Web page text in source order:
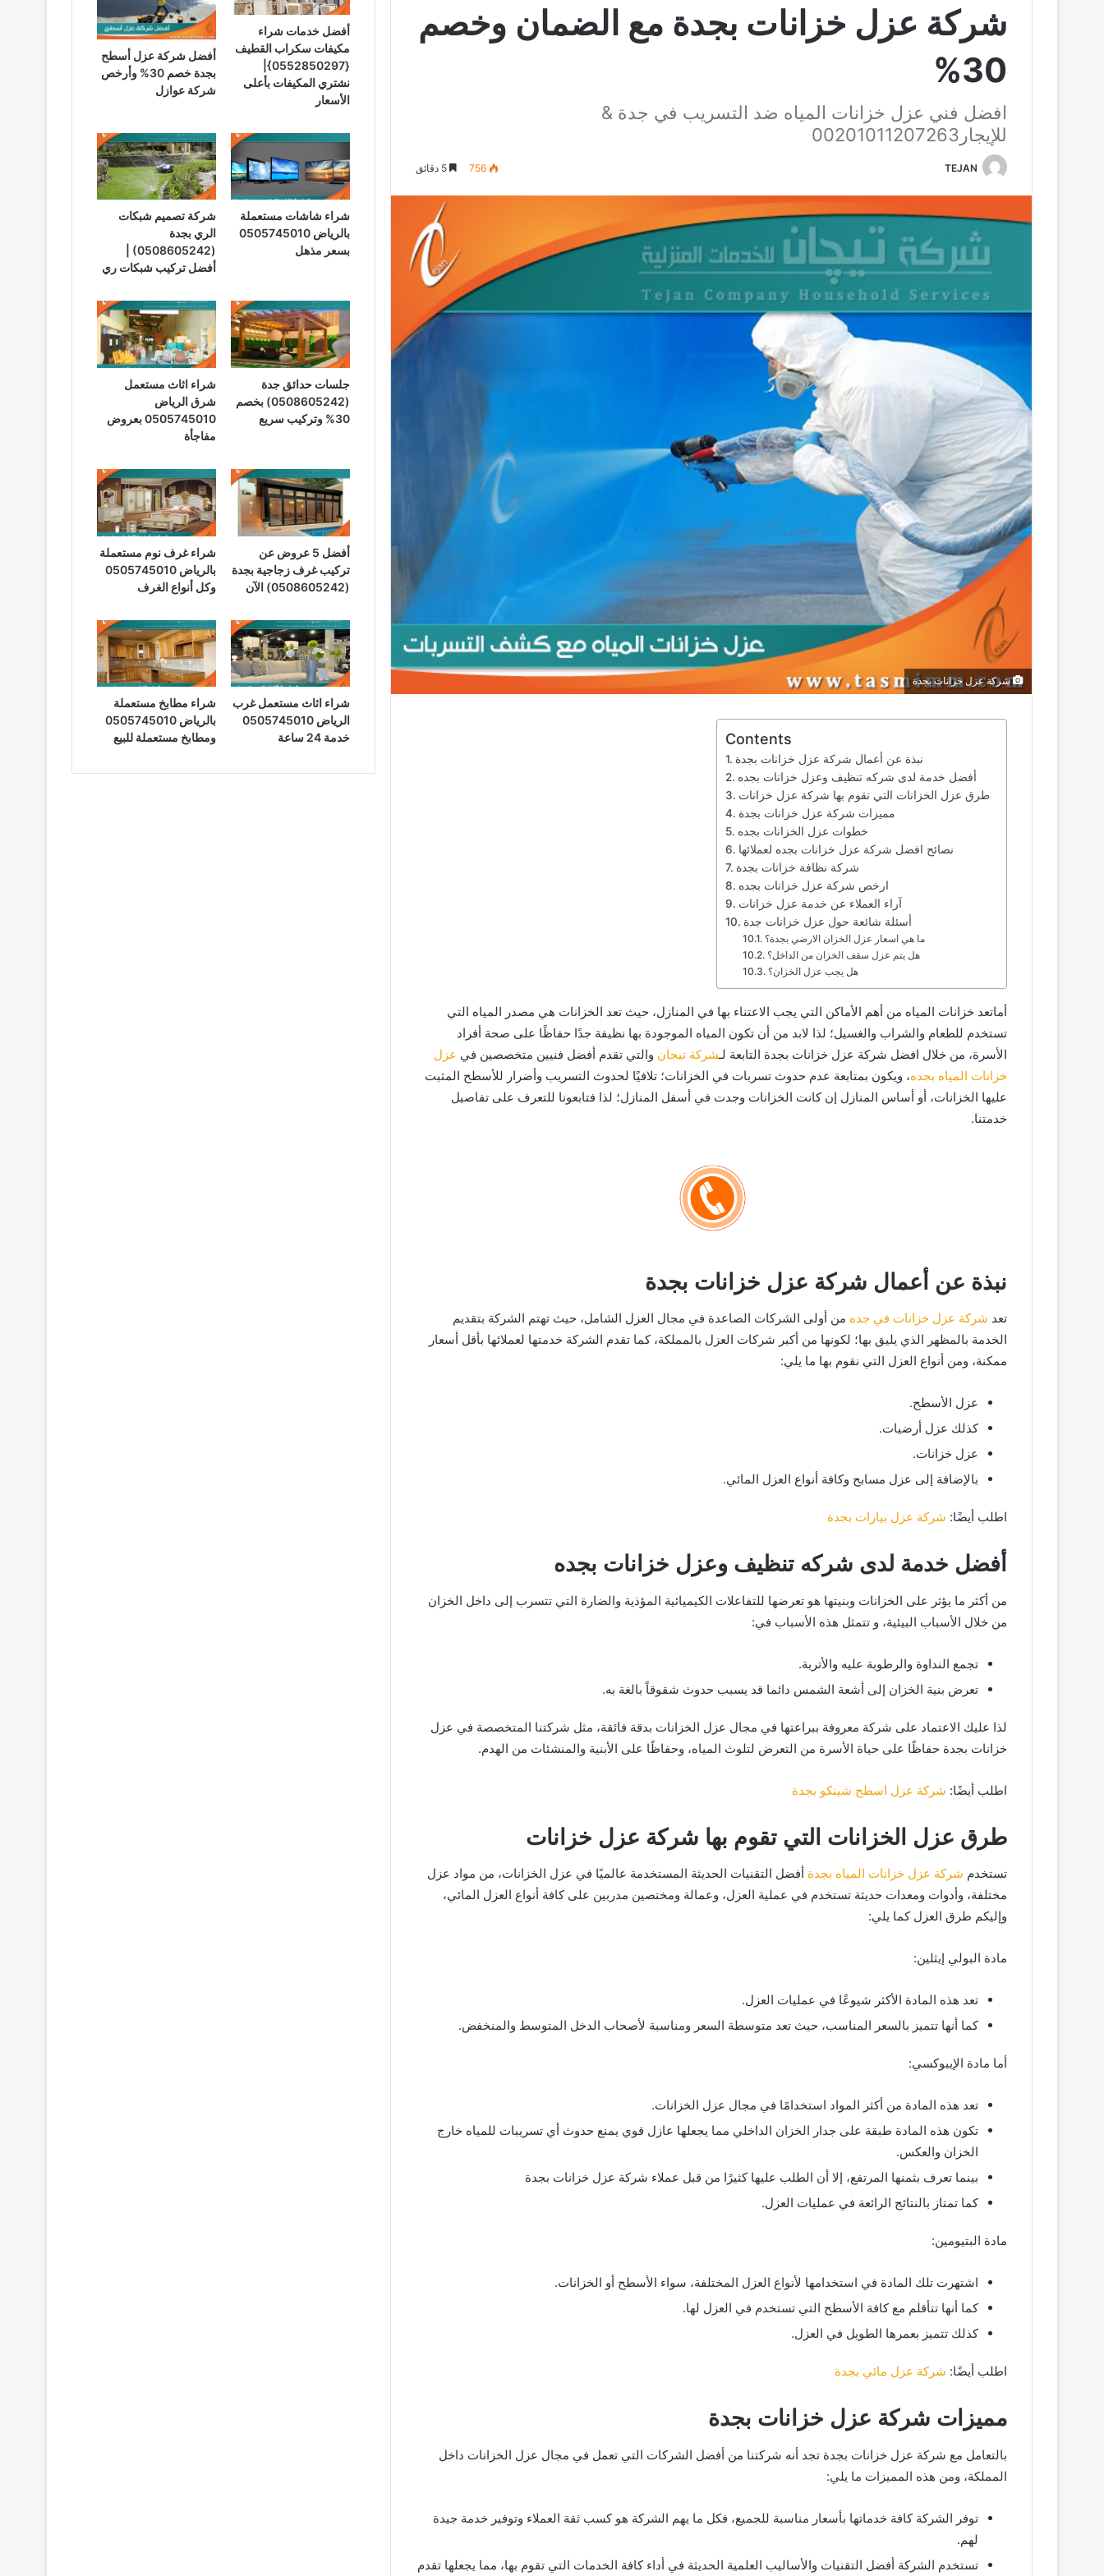
شركة عزل خزانات بجدة مع الضمان وخصم
30%
افضل فني عزل خزانات المياه ضد التسريب في جدة &
للإيجار00201011207263
TEJAN
756
شركة عزل خزانات بجدة
Contents
نبذة عن أعمال شركة عزل خزانات بجدة
أفضل خدمة لدى شركه تنظيف وعزل خزانات بجده
طرق عزل الخزانات التي تقوم بها شركة عزل خزانات
مميزات شركة عزل خزانات بجدة
خطوات عزل الخزانات بجده
نصائح افضل شركة عزل خزانات بجده لعملائها
شركة نظافة خزانات بجدة
ارخص شركة عزل خزانات بجده
آراء العملاء عن خدمة عزل خزانات
أسئلة شائعة حول عزل خزانات جدة
ما هي اسعار عزل الخزان الارضي بجدة؟
هل يتم عزل سقف الخزان من الداخل؟
هل يجب عزل الخزان؟
أماتعد خزانات المياه من أهم الأماكن التي يجب الاعتناء بها في المنازل، حيث تعد الخزانات هي مصدر المياه التي
تستخدم للطعام والشراب والغسيل؛ لذا لابد من أن تكون المياه الموجودة بها نظيفة جدًا حفاظًا على صحة أفراد
الأسرة، من خلال افضل شركة عزل خزانات بجدة التابعة لـشركة تيجان والتي تقدم أفضل فنيين متخصصين في عزل
خزانات المياه بجده، ويكون بمتابعة عدم حدوث تسربات في الخزانات؛ تلافيًا لحدوث التسريب وأضرار للأسطح المثبت
عليها الخزانات، أو أساس المنازل إن كانت الخزانات وجدت في أسفل المنازل؛ لذا فتابعونا للتعرف على تفاصيل
خدمتنا.
نبذة عن أعمال شركة عزل خزانات بجدة
تعد شركة عزل خزانات في جده من أولى الشركات الصاعدة في مجال العزل الشامل، حيث تهتم الشركة بتقديم
الخدمة بالمظهر الذي يليق بها؛ لكونها من أكبر شركات العزل بالمملكة، كما تقدم الشركة خدمتها لعملائها بأقل أسعار
ممكنة، ومن أنواع العزل التي نقوم بها ما يلي:
عزل الأسطح.
كذلك عزل أرضيات.
عزل خزانات.
بالإضافة إلى عزل مسابح وكافة أنواع العزل المائي.
اطلب أيضًا: شركة عزل بيارات بجدة
أفضل خدمة لدى شركه تنظيف وعزل خزانات بجده
من أكثر ما يؤثر على الخزانات وبنيتها هو تعرضها للتفاعلات الكيميائية المؤذية والضارة التي تتسرب إلى داخل الخزان
من خلال الأسباب البيئية، و تتمثل هذه الأسباب في:
تجمع النداوة والرطوبة عليه والأتربة.
تعرض بنية الخزان إلى أشعة الشمس دائما قد يسبب حدوث شقوقاً بالغة به.
لذا عليك الاعتماد على شركة معروفة ببراعتها في مجال عزل الخزانات بدقة فائقة، مثل شركتنا المتخصصة في عزل
خزانات بجدة حفاظًا على حياة الأسرة من التعرض لتلوث المياه، وحفاظًا على الأبنية والمنشئات من الهدم.
اطلب أيضًا: شركة عزل اسطح شينكو بجدة
طرق عزل الخزانات التي تقوم بها شركة عزل خزانات
تستخدم شركة عزل خزانات المياه بجدة أفضل التقنيات الحديثة المستخدمة عالميًا في عزل الخزانات، من مواد عزل
مختلفة، وأدوات ومعدات حديثة تستخدم في عملية العزل، وعمالة ومختصين مدربين على كافة أنواع العزل المائي،
وإليكم طرق العزل كما يلي:
مادة البولي إيثلين:
تعد هذه المادة الأكثر شيوعًا في عمليات العزل.
كما أنها تتميز بالسعر المناسب، حيث تعد متوسطة السعر ومناسبة لأصحاب الدخل المتوسط والمنخفض.
أما مادة الإيبوكسي:
تعد هذه المادة من أكثر المواد استخدامًا في مجال عزل الخزانات.
تكون هذه المادة طبقة على جدار الخزان الداخلي مما يجعلها عازل قوي يمنع حدوث أي تسريبات للمياه خارج
الخزان والعكس.
بينما تعرف بثمنها المرتفع، إلا أن الطلب عليها كثيرًا من قبل عملاء شركة عزل خزانات بجدة
كما تمتاز بالنتائج الرائعة في عمليات العزل.
مادة البتيومين:
اشتهرت تلك المادة في استخدامها لأنواع العزل المختلفة، سواء الأسطح أو الخزانات.
كما أنها تتأقلم مع كافة الأسطح التي تستخدم في العزل لها.
كذلك تتميز بعمرها الطويل في العزل.
اطلب أيضًا: شركة عزل مائي بجدة
مميزات شركة عزل خزانات بجدة
بالتعامل مع شركة عزل خزانات بجدة تجد أنه شركتنا من أفضل الشركات التي تعمل في مجال عزل الخزانات داخل
المملكة، ومن هذه المميزات ما يلي:
توفر الشركة كافة خدماتها بأسعار مناسبة للجميع، فكل ما يهم الشركة هو كسب ثقة العملاء وتوفير خدمة جيدة
لهم.
تستخدم الشركة أفضل التقنيات والأساليب العلمية الحديثة في أداء كافة الخدمات التي تقوم بها، مما يجعلها تقدم
أفضل خدمات شراء
مكيفات سكراب القطيف
{0552850297}|
نشتري المكيفات بأعلى
الأسعار
أفضل شركة عزل أسطح
بجدة خصم 30% وأرخص
شركة عوازل
شراء شاشات مستعملة
بالرياض 0505745010
بسعر مذهل
شركة تصميم شبكات
الري بجدة
(0508605242) |
أفضل تركيب شبكات ري
جلسات حدائق جدة
(0508605242) بخصم
30% وتركيب سريع
شراء اثاث مستعمل
شرق الرياض
0505745010 بعروض
مفاجأة
أفضل 5 عروض عن
تركيب غرف زجاجية بجدة
(0508605242) الآن
شراء غرف نوم مستعملة
بالرياض 0505745010
وكل أنواع الغرف
شراء اثاث مستعمل غرب
الرياض 0505745010
خدمة 24 ساعة
شراء مطابخ مستعملة
بالرياض 0505745010
ومطابخ مستعملة للبيع